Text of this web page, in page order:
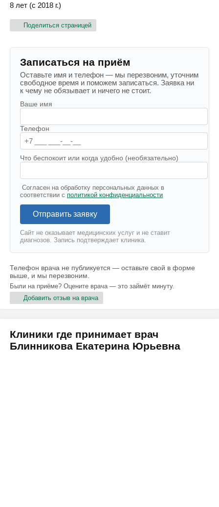
8 лет (с 2018 г.)
Поделиться страницей
Записаться на приём
Оставьте имя и телефон — мы перезвоним, уточним
свободное время и поможем записаться. Заявка ни
к чему не обязывает и ничего не стоит.
Ваше имя
Телефон
Что беспокоит или когда удобно (необязательно)
Согласен на обработку персональных данных в
соответствии с политикой конфиденциальности
Отправить заявку
Сайт не оказывает медицинских услуг и не ставит
диагнозов. Запись подтверждает клиника.
Телефон врача не публикуется — оставьте свой в форме
выше, и мы перезвоним.
Были на приёме? Оцените врача — это займёт минуту.
Добавить отзыв на врача
Клиники где принимает врач
Блинникова Екатерина Юрьевна